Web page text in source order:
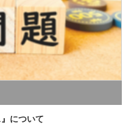
について